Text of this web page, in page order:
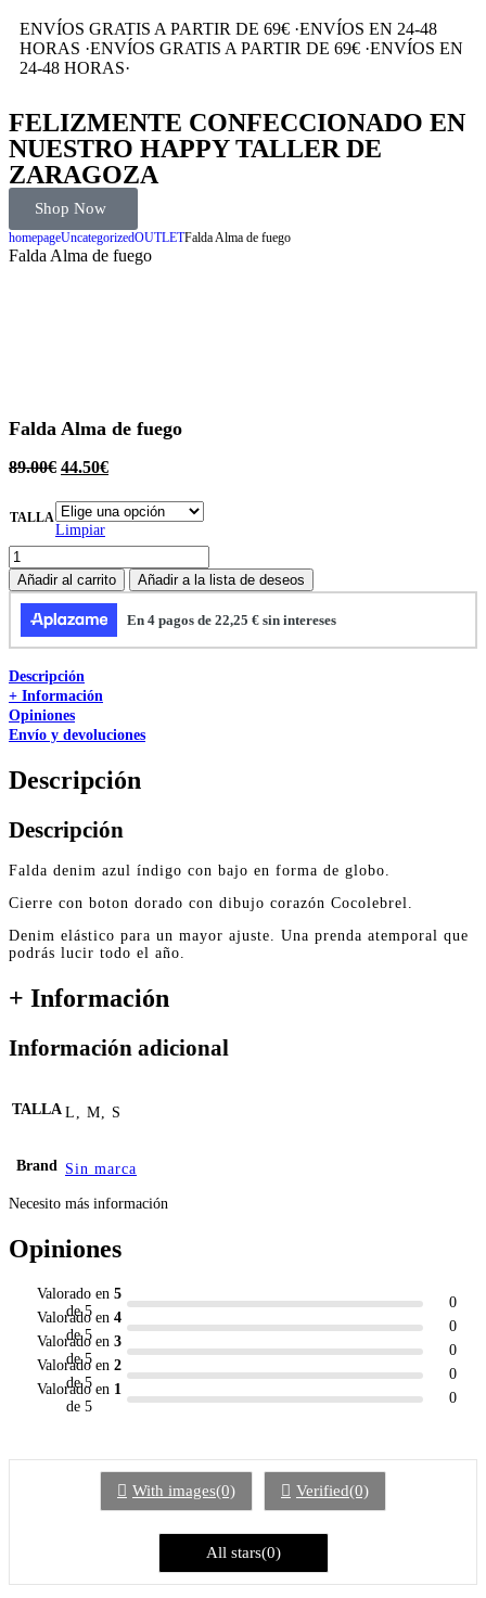
ENVÍOS GRATIS A PARTIR DE 69€ ·ENVÍOS EN 24-48
HORAS ·ENVÍOS GRATIS A PARTIR DE 69€ ·ENVÍOS EN
24-48 HORAS·
FELIZMENTE CONFECCIONADO EN
NUESTRO HAPPY TALLER DE
ZARAGOZA
Shop Now
homepageUncategorizedOUTLETFalda Alma de fuego
Falda Alma de fuego
Falda Alma de fuego
89.00€ 44.50€
TALLA
Limpiar
Añadir al carrito Añadir a la lista de deseos
Descripción
+ Información
Opiniones
Envío y devoluciones
Descripción
Descripción
Falda denim azul índigo con bajo en forma de globo.
Cierre con boton dorado con dibujo corazón Cocolebrel.
Denim elástico para un mayor ajuste. Una prenda atemporal que
podrás lucir todo el año.
+ Información
Información adicional
TALLA L, M, S
Brand Sin marca
Necesito más información
Opiniones
Valorado en 5
de 5
0
Valorado en 4
de 5
0
Valorado en 3
de 5
0
Valorado en 2
de 5
0
Valorado en 1
de 5
0
With images(0) Verified(0)
All stars(0)